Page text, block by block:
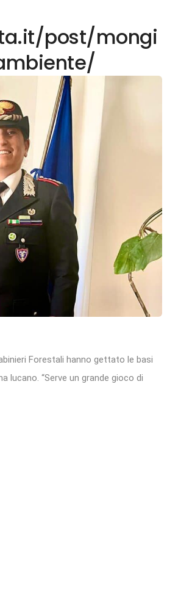
post/mongi
Forestali hanno gettato le basi
lucano. “Serve un grande gioco di